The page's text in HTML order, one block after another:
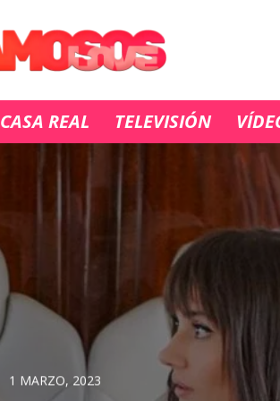
CASA REAL TELEVISIÓN
1 MARZO, 2023